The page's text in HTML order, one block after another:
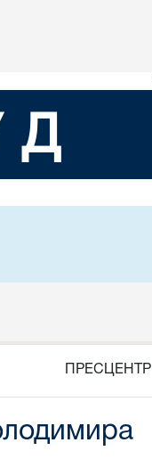
ПРЕСЦЕНТР